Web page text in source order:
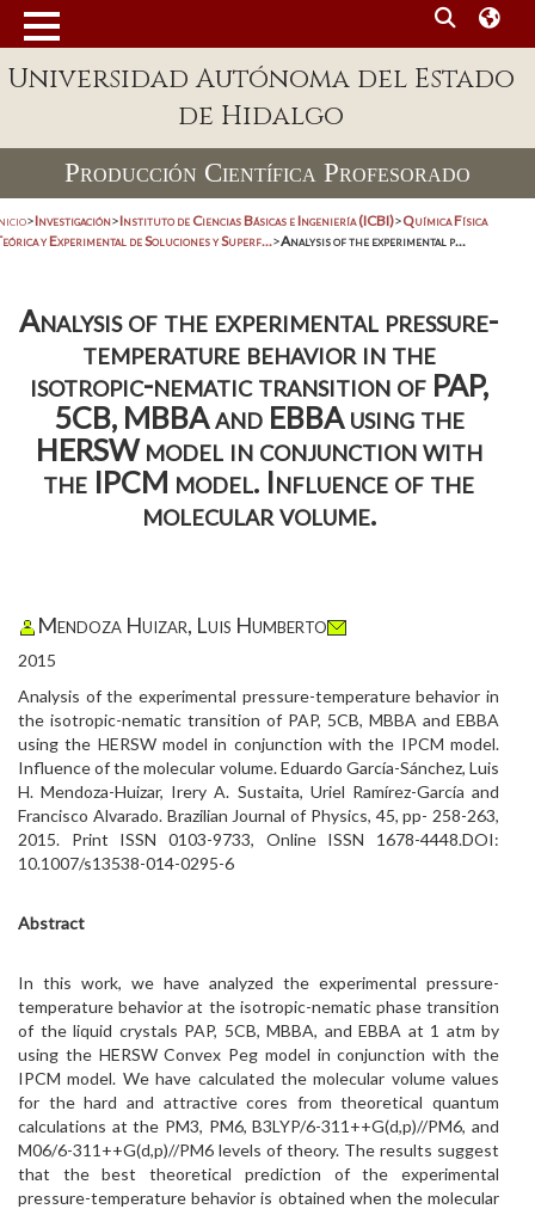
Universidad Autónoma del Estado
de Hidalgo
Producción Científica Profesorado
>Investigación>Instituto de Ciencias Básicas e Ingeniería (ICBI)>Química Física
y Experimental de Soluciones y Superf...>Analysis of the experimental p...
Analysis of the experimental pressure-
temperature behavior in the
isotropic-nematic transition of PAP,
5CB, MBBA and EBBA using the
HERSW model in conjunction with
the IPCM model. Influence of the
molecular volume.
Mendoza Huizar, Luis Humberto
2015
Analysis of the experimental pressure-temperature behavior in
the isotropic-nematic transition of PAP, 5CB, MBBA and EBBA
using the HERSW model in conjunction with the IPCM model.
Influence of the molecular volume. Eduardo García-Sánchez, Luis
H. Mendoza-Huizar, Irery A. Sustaita, Uriel Ramírez-García and
Francisco Alvarado. Brazilian Journal of Physics, 45, pp- 258-263,
2015. Print ISSN 0103-9733, Online ISSN 1678-4448.DOI:
10.1007/s13538-014-0295-6
Abstract
In this work, we have analyzed the experimental pressure-
temperature behavior at the isotropic-nematic phase transition
of the liquid crystals PAP, 5CB, MBBA, and EBBA at 1 atm by
using the HERSW Convex Peg model in conjunction with the
IPCM model. We have calculated the molecular volume values
for the hard and attractive cores from theoretical quantum
calculations at the PM3, PM6, B3LYP/6-311++G(d,p)//PM6, and
M06/6-311++G(d,p)//PM6 levels of theory. The results suggest
that the best theoretical prediction of the experimental
pressure-temperature behavior is obtained when the molecular